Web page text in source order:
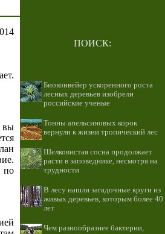
вы
по
ПОИСК:
Биоконвейер ускоренного роста
лесных деревьев изобрели
российские ученые
Тонны апельсиновых корок
вернули к жизни тропический лес
Шелковистая сосна продолжает
расти в заповеднике, несмотря на
трудности
В лесу нашли загадочные круги из
живых деревьев, которым более 40
лет
Чем разнообразнее бактерии,